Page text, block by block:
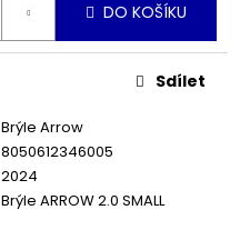
DO KOŠÍKU
Brýle Arrow
8050612346005
2024
Brýle ARROW 2.0 SMALL
Sdílet